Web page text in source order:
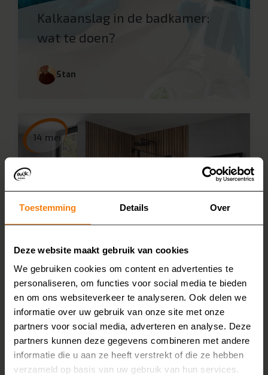
Toestemming Details Over
Deze website maakt gebruik van cookies
We gebruiken cookies om content en advertenties te
personaliseren, om functies voor social media te bieden
en om ons websiteverkeer te analyseren. Ook delen we
informatie over uw gebruik van onze site met onze
partners voor social media, adverteren en analyse. Deze
partners kunnen deze gegevens combineren met andere
informatie die u aan ze heeft verstrekt of die ze hebben
verzameld op basis van uw gebruik van hun services.
Kalkaanslag in de badkamer:
wat te doen?
Stan
14 mei
Glazen douchewand
schoonmaken
Stan